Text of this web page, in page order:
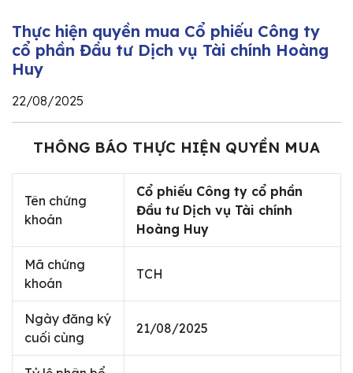
Thực hiện quyền mua Cổ phiếu Công ty
cổ phần Đầu tư Dịch vụ Tài chính Hoàng
Huy
22/08/2025
THÔNG BÁO THỰC HIỆN QUYỀN MUA
Tên chứng
khoán
Cổ phiếu Công ty cổ phần
Đầu tư Dịch vụ Tài chính
Hoàng Huy
Mã chứng
khoán
TCH
Ngày đăng ký
cuối cùng
21/08/2025